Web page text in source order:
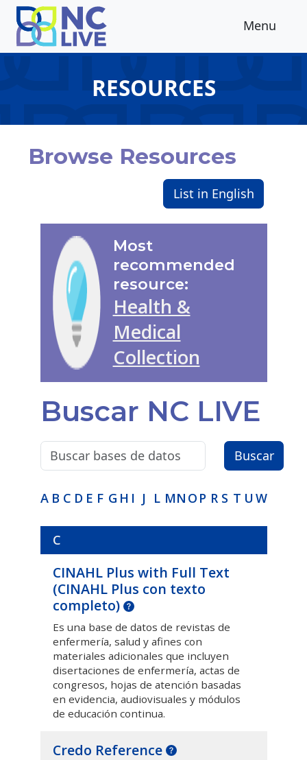
Skip to main content
Menu
RESOURCES
Browse Resources
List in English
Most
recommended
resource:
Health &
Medical
Collection
Buscar NC LIVE
Search terms: Buscar
A B C D E F G H I J L MN O P R S T UW
C
CINAHL Plus with Full Text
(CINAHL Plus con texto
completo)
Es una base de datos de revistas de
enfermería, salud y afines con
materiales adicionales que incluyen
disertaciones de enfermería, actas de
congresos, hojas de atención basadas
en evidencia, audiovisuales y módulos
de educación continua.
Credo Reference